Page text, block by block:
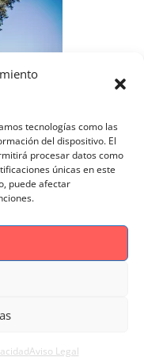
tecnologías como las
del dispositivo. El
procesar datos como
únicas en este
puede afectar
Aviso Legal
Magnific